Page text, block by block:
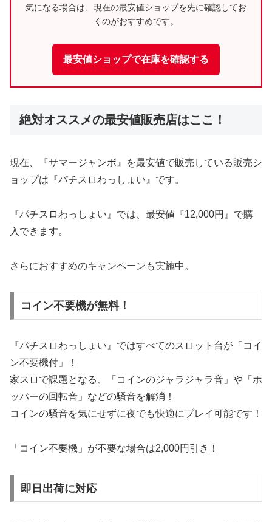
気になる場合は、現在の最安値ショップを先に確認してお
くのがおすすめです。
最安値ショップで在庫を確認する
絶対オススメの最安値販売店はここ！
現在、『サマージャンボ』を最安値で販売している販売シ
ョップは『パチスロわっしょい』です。
『パチスロわっしょい』では、最安値『12,000円』で購
入できます。
さらにおすすめのキャンペーンも実施中。
コイン不要機が無料！
『パチスロわっしょい』ではすべてのスロット台が「コイ
ン不要機付」！
家スロで課題となる、「コインのジャラジャラ音」や「ホ
ッパーの回転音」などの騒音を解消！
コインの騒音を気にせずに夜でも快適にプレイ可能です！
「コイン不要機」が不要な場合は2,000円引き！
即日出荷に対応